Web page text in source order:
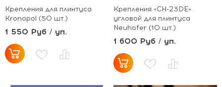
Крепления для плинтуса
Kronopol (50 шт.)
1 550 Руб / уп.
Крепления «CH-23DE»
угловой для плинтуса
Neuhofer (10 шт.)
1 600 Руб / уп.